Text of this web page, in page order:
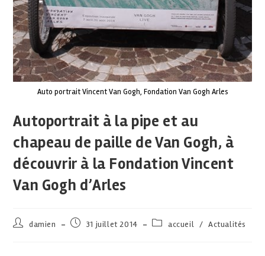
Auto portrait Vincent Van Gogh, Fondation Van Gogh Arles
Autoportrait à la pipe et au
chapeau de paille de Van Gogh, à
découvrir à la Fondation Vincent
Van Gogh d’Arles
damien 31 juillet 2014 accueil / Actualités